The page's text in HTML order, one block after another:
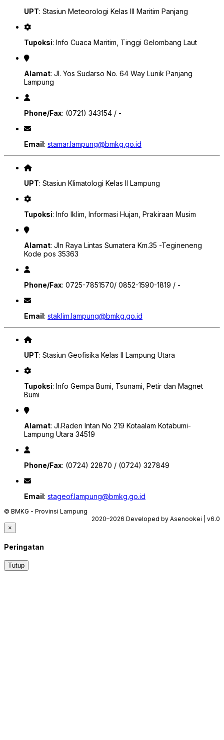
UPT: Stasiun Meteorologi Kelas III Maritim Panjang
Tupoksi: Info Cuaca Maritim, Tinggi Gelombang Laut
Alamat: Jl. Yos Sudarso No. 64 Way Lunik Panjang
Lampung
Phone/Fax: (0721) 343154 / -
Email: stamar.lampung@bmkg.go.id
UPT: Stasiun Klimatologi Kelas II Lampung
Tupoksi: Info Iklim, Informasi Hujan, Prakiraan Musim
Alamat: Jln Raya Lintas Sumatera Km.35 -Tegineneng
Kode pos 35363
Phone/Fax: 0725-7851570/ 0852-1590-1819 / -
Email: staklim.lampung@bmkg.go.id
UPT: Stasiun Geofisika Kelas II Lampung Utara
Tupoksi: Info Gempa Bumi, Tsunami, Petir dan Magnet
Bumi
Alamat: Jl.Raden Intan No 219 Kotaalam Kotabumi-
Lampung Utara 34519
Phone/Fax: (0724) 22870 / (0724) 327849
Email: stageof.lampung@bmkg.go.id
© BMKG - Provinsi Lampung
2020–2026 Developed by Asenookei | v6.0
×
Peringatan
Tutup